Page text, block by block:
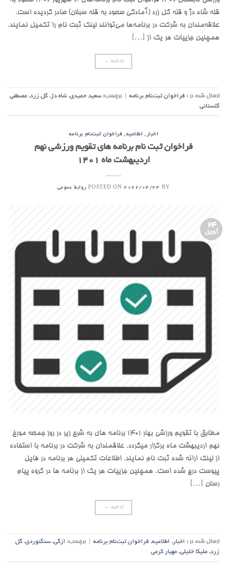
قله شاه دژ و قله گل زرد (آمادگی صعود به قله سبلان) صادر گردیده است.
علاقه‌مندان به شرکت در برنامه‌ها می‌توانند لینک ثبت نام را تکمیل نمایند.
همچنین جزییات هر یک از […]
ادامه →
ارسال شده در : فراخوان ثبت‌نام برنامه برچسب: سعید حمیدی, شاه دژ, گل زرد, مصطفی
گلستانی
اخبار, اطلاعیه, فراخوان ثبت‌نام برنامه
فراخوان ثبت نام برنامه های تقویم ورزشی نهم
اردیبهشت ماه 1401
POSTED ON 2022/04/24 BY روابط عمومی
24
آوریل
مطابق با تقویم ورزشی بهار 1401 برنامه های به شرح زیر در روز جمعه مورخ
نهم اردیبهشت ماه برگزار میگردد. علاقمندان به شرکت در برنامه با استفاده
از لینک ارائه شده ثبت نام نمایند. اطلاعات تکمیلی هر برنامه در فایل
پیوست درج شده است. همچنین جزییات هر یک از برنامه ها در گروه پیام
رسان […]
ادامه →
ارسال شده در : اخبار , اطلاعیه, فراخوان ثبت‌نام برنامه برچسب: ازگی, سنگنوردی, گل
زرد, ملیکا خلیلی, مهیار کرمی